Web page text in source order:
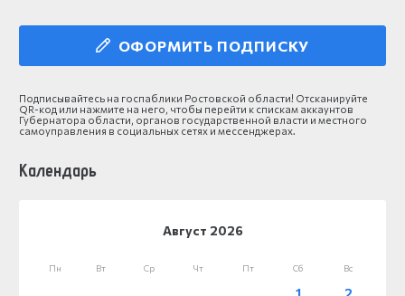
ОФОРМИТЬ ПОДПИСКУ
Подписывайтесь на госпаблики Ростовской области! Отсканируйте
QR-код или нажмите на него, чтобы перейти к спискам аккаунтов
Губернатора области, органов государственной власти и местного
самоуправления в социальных сетях и мессенджерах.
Календарь
Август 2026
Пн Вт Ср Чт Пт Сб Вс